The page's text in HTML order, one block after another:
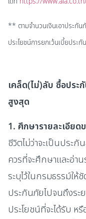
** ตามจำนวนเงินเอาประกั
ประโยชน์การยกเว้นเบี้ยประ
เคล็ด(ไม่)ลับ ซื้อประ
สูงสุด
1. ศึกษารายละเอียด
ชีวิตไม่ว่าจะเป็นประ
ควรที่จะศึกษาและอ่า
ระบุไว้ในกรมธรรม์ใ
ประกันภัยไปจนถึงระ
ประโยชน์ที่จะได้รับ หรื